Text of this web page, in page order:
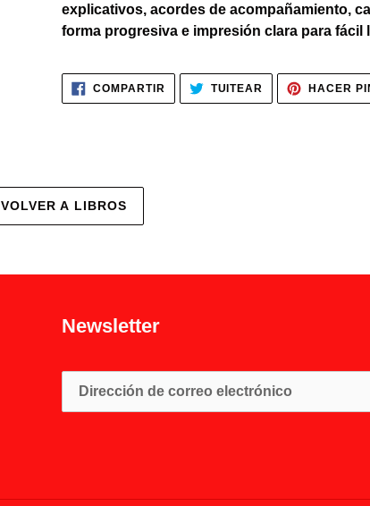
tu
carrito
explicativos, acordes de acompañamiento,
forma progresiva e impresión clara para fácil
COMPARTIR COMPARTIR
FACEBOOK
TUITEAR TUITEAR
TWITTER
HACER
VOLVER A LIBROS
Newsletter